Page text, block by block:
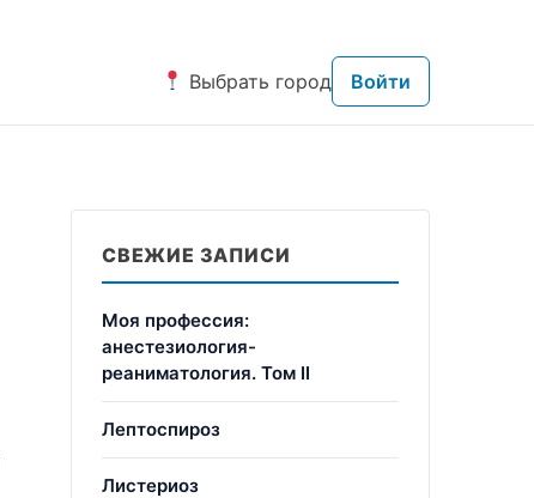
Выбрать город Войти
СВЕЖИЕ ЗАПИСИ
Моя профессия:
анестезиология-
реаниматология. Том II
Лептоспироз
Листериоз